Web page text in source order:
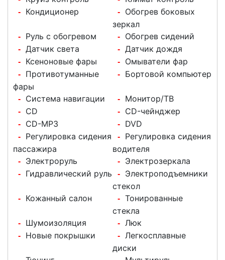
- Кондиционер -
Обогрев боковых
зеркал
- Руль с обогревом - Обогрев сидений
- Датчик света - Датчик дождя
- Ксеноновые фары - Омыватели фар
-
Противотуманные
фары
- Бортовой компьютер
- Система навигации - Монитор/ТВ
- CD - CD-чейнджер
- CD-MP3 - DVD
-
Регулировка сидения
пассажира
-
Регулировка сидения
водителя
- Электроруль - Электрозеркала
- Гидравлический руль -
Электроподъемники
стекол
- Кожанный салон - Тонированные
стекла
- Шумоизоляция - Люк
- Новые покрышки - Легкосплавные
диски